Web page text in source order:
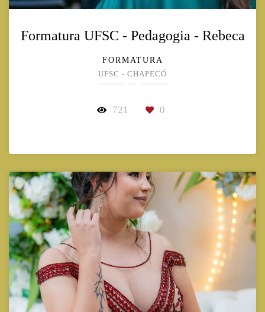
Formatura UFSC - Pedagogia - Rebeca
FORMATURA
UFSC - CHAPECÓ
721 0